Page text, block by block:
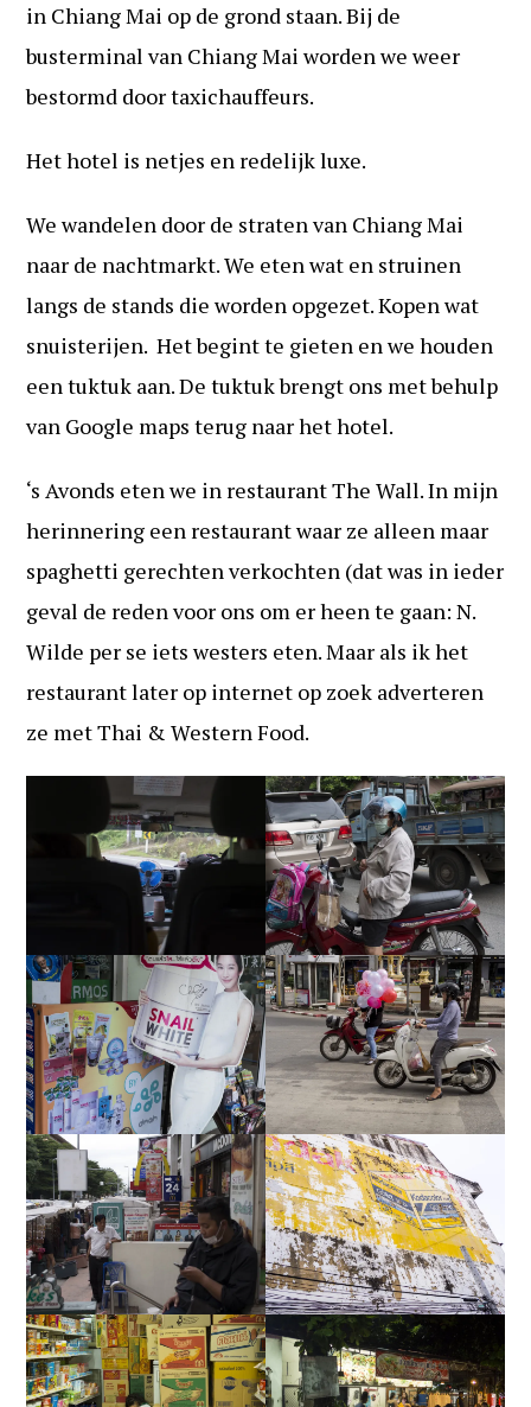
in Chiang Mai op de grond staan. Bij de
busterminal van Chiang Mai worden we weer
bestormd door taxichauffeurs.
Het hotel is netjes en redelijk luxe.
We wandelen door de straten van Chiang Mai
naar de nachtmarkt. We eten wat en struinen
langs de stands die worden opgezet. Kopen wat
snuisterijen. Het begint te gieten en we houden
een tuktuk aan. De tuktuk brengt ons met behulp
van Google maps terug naar het hotel.
‘s Avonds eten we in restaurant The Wall. In mijn
herinnering een restaurant waar ze alleen maar
spaghetti gerechten verkochten (dat was in ieder
geval de reden voor ons om er heen te gaan: N.
Wilde per se iets westers eten. Maar als ik het
restaurant later op internet op zoek adverteren
ze met Thai & Western Food.